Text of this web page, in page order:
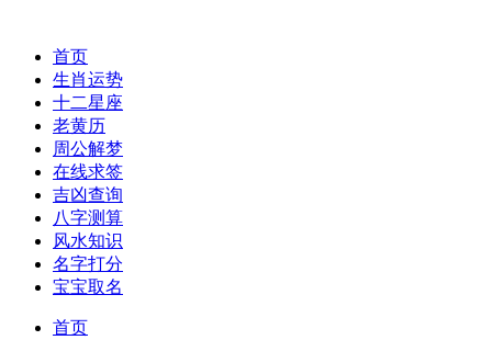
首页
生肖运势
十二星座
老黄历
周公解梦
在线求签
吉凶查询
八字测算
风水知识
名字打分
宝宝取名
首页